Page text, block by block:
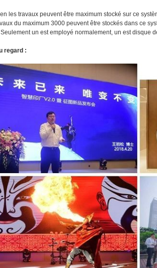
les travaux peuvent être maximum stocké sur ce
du maximum 3000 peuvent être stockés dans ce
un est employé normalement, un est disque
regard :